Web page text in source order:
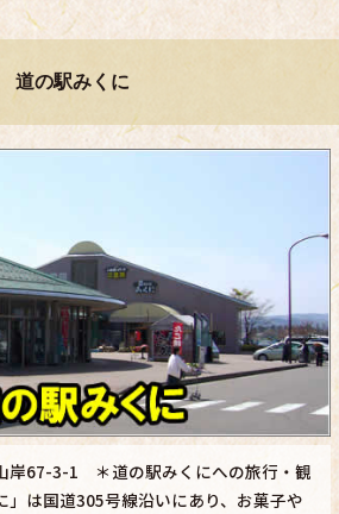
道の駅みくに
岸67-3-1 ＊道の駅みくにへの旅行・観
」は国道305号線沿いにあり、お菓子や